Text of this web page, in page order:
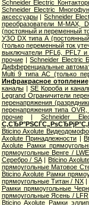
Schneider Electric
Schneider Electric
аксессуары|Schneider
преобразователи M-MAX,
(постояный и переменный
УЗО DX типа А
(только переменный ток
выключатели PFL6, PFL7 и
прочие|Schneider Electric
Дифференциальные
Multi 9 типа АС (только
Инфракрасное отопление
каналы| SE Короба и
Legrand Ограничители
перенапряжения
перенапряжения типа
прочие|Schneider
Bticino Axolute
Axolute Принадлежности |
Axolute Рамки
прямоугольные Венге / LWE
Серебро / SA|Bticino
прямоугольные Матовое
Bticino Axolute Рамки
прямоугольные Титан / NX|
Рамки прямоугольные
прямоугольные Ясень / LFR
Bticino Axolute Рамки